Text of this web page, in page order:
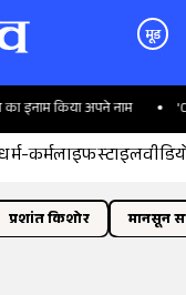
मूड
नाम 'CM और सरकारों से
कर्मलाइफस्टाइल
प्रशांत किशोर मानसून